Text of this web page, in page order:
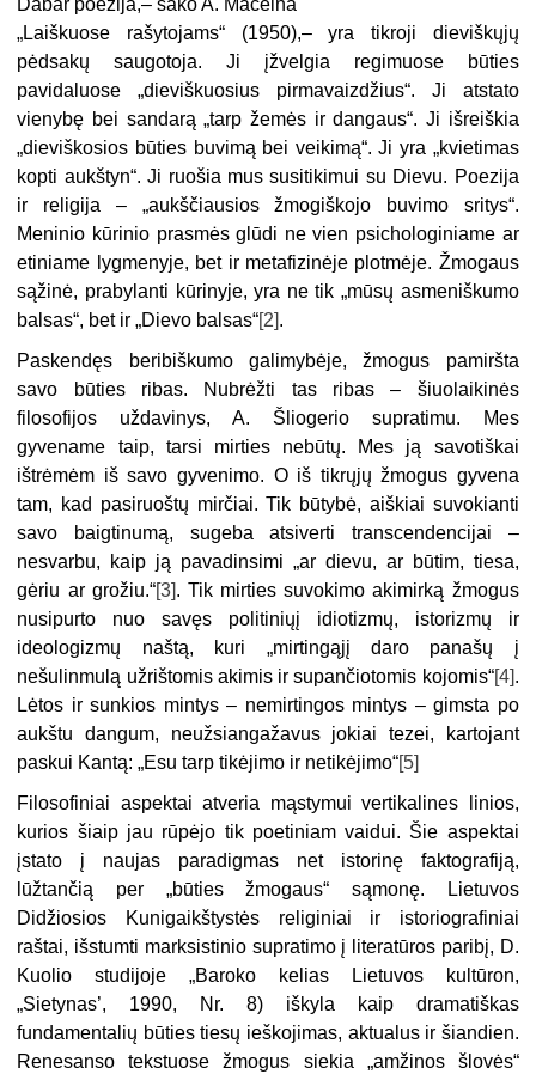
Dabar poezija,– sako A. Maceina
„Laiškuose rašytojams“ (1950),– yra tikroji dieviškųjų
pėdsakų saugotoja. Ji įžvelgia regimuose būties
pavidaluose „dieviškuosius pirmavaizdžius“. Ji atstato
vienybę bei sandarą „tarp žemės ir dangaus“. Ji išreiškia
„dieviškosios būties buvimą bei veikimą“. Ji yra „kvietimas
kopti aukštyn“. Ji ruošia mus susitikimui su Dievu. Poezija
ir religija – „aukščiausios žmogiškojo buvimo sritys“.
Meninio kūrinio prasmės glūdi ne vien psichologiniame ar
etiniame lygmenyje, bet ir metafizinėje plotmėje. Žmogaus
sąžinė, prabylanti kūrinyje, yra ne tik „mūsų asmeniškumo
balsas“, bet ir „Dievo balsas“ [2] .
Paskendęs beribiškumo galimybėje, žmogus pamiršta
savo būties ribas. Nubrėžti tas ribas – šiuolaikinės
filosofijos uždavinys, A. Šliogerio supratimu. Mes
gyvename taip, tarsi mirties nebūtų. Mes ją savotiškai
ištrėmėm iš savo gyvenimo. O iš tikrųjų žmogus gyvena
tam, kad pasiruoštų mirčiai. Tik būtybė, aiškiai suvokianti
savo baigtinumą, sugeba atsiverti transcendencijai –
nesvarbu, kaip ją pavadinsimi „ar dievu, ar būtim, tiesa,
gėriu ar grožiu.“[3] . Tik mirties suvokimo akimirką žmogus
nusipurto nuo savęs politiniųį
idiotizmų, istorizmų ir
ideologizmų naštą, kuri „mirtingąjį daro panašų į
nešulinmulą užrištomis akimis ir supančiotomis kojomis“[4] .
Lėtos ir sunkios mintys– nemirtingos mintys – gimsta po
aukštu dangum, neužsiangažavus jokiai tezei, kartojant
paskui Kantą: „Esu tarp tikėjimo ir netikėjimo“ [5]
Filosofiniai aspektai atveria mąstymui vertikalines linios,
kurios šiaip jau rūpėjo tik poetiniam vaidui. Šie aspektai
įstato į naujas paradigmas net istorinę faktografiją,
lūžtančią per „būties žmogaus“ sąmonę. Lietuvos
Didžiosios Kunigaikštystės religiniai ir istoriografiniai
raštai, išstumti marksistinio supratimo į literatūros paribį, D.
Kuolio studijoje„Baroko kelias Lietuvos kultūron,
„Sietynas’, 1990, Nr. 8) iškyla kaip dramatiškas
fundamentalių būties tiesų ieškojimas, aktualus ir šiandien.
Renesanso tekstuose žmogus siekia „amžinos šlovės“